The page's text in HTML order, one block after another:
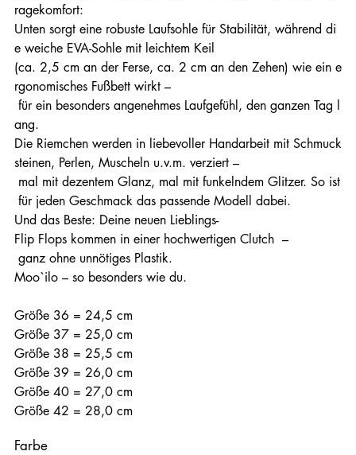
ragekomfort:
Unten sorgt eine robuste Laufsohle für Stabilität, während di
e weiche EVA-Sohle mit leichtem Keil
(ca. 2,5 cm an der Ferse, ca. 2 cm an den Zehen) wie ein e
rgonomisches Fußbett wirkt –
für ein besonders angenehmes Laufgefühl, den ganzen Tag l
ang.
Die Riemchen werden in liebevoller Handarbeit mit Schmuck
steinen, Perlen, Muscheln u.v.m. verziert –
mal mit dezentem Glanz, mal mit funkelndem Glitzer. So ist
für jeden Geschmack das passende Modell dabei.
Und das Beste: Deine neuen Lieblings-
Flip Flops kommen in einer hochwertigen Clutch –
ganz ohne unnötiges Plastik.
Moo`ilo – so besonders wie du.
Größe 36 = 24,5 cm
Größe 37 = 25,0 cm
Größe 38 = 25,5 cm
Größe 39 = 26,0 cm
Größe 40 = 27,0 cm
Größe 42 = 28,0 cm
Farbe